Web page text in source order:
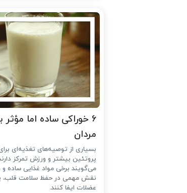
۶ خوراکی ساده اما
مردان
بسیاری از توصیه‌های تغذیه‌ای
پروتئین بیشتر و ورزش تمرکز
می‌گویند برخی مواد غذایی ساده
نقش مهمی در حفظ سلامت قلب،
عضلات ایفا کنند.